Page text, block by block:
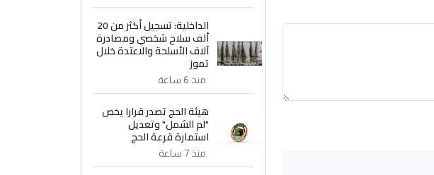
الداخلية: تسجيل أكثر من 20
ألف سلاح شخصي ومصادرة
آلاف الأسلحة والاعتدة خلال
تموز
منذ 6 ساعة
هيئة الحج تصدر قرارا يخص
"لم الشمل" وتعديل
استمارة قرعة الحج
منذ 7 ساعة